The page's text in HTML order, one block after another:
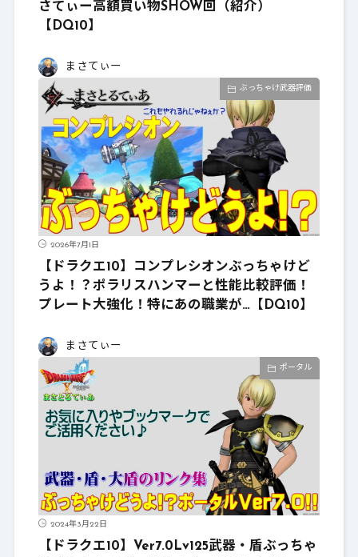
さてぃー高額買い物SHOW回（紹介）
【DQ10】
まさてぃー
ぶっちゃけ武器評価
2026年7月1日
【ドラクエ10】コンプレシオンぶっちゃけど
うよ！？ポラリスハンマーと性能比較評価！
プレート大強化！特にあの職業が…【DQ10】
まさてぃー
ポータル
2024年3月22日
【ドラクエ10】Ver7.0Lv125武器・盾ぶっちゃ